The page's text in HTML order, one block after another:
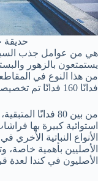
حديقة
هي من عوامل جذب
فدانًا 160 فدانًا تم تخصيصها في حالتها الطبيعية.
من بين 80 فدانًا
استوائية كبيرة بها
الأنواع النباتية
الأصليين بأهمية خاصة،
الأصليون في كندا لعدة